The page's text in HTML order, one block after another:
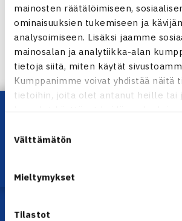
mainosten räätälöimiseen,
ominaisuuksien tukemiseen ja
analysoimiseen. Lisäksi jaamme
mainosalan ja analytiikka-alan
tietoja siitä, miten käytät
Kumppanimme voivat yhdistää näitä
tietoihin, joita olet antanut heille tai
kun olet käyttänyt heidän
valinta
Välttämätön
Mieltymykset
Tilastot
← Edellinen
Lataa OmaTennis!